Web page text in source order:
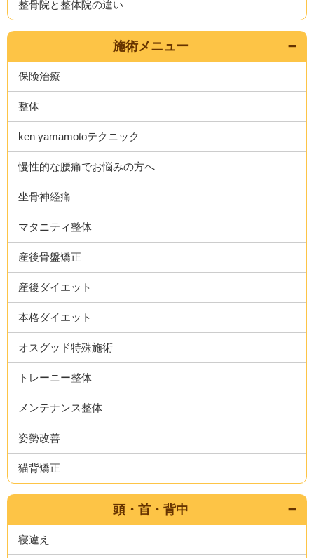
整骨院と整体院の違い
施術メニュー
保険治療
整体
ken yamamotoテクニック
慢性的な腰痛でお悩みの方へ
坐骨神経痛
マタニティ整体
産後骨盤矯正
産後ダイエット
本格ダイエット
オスグッド特殊施術
トレーニー整体
メンテナンス整体
姿勢改善
猫背矯正
頭・首・背中
寝違え